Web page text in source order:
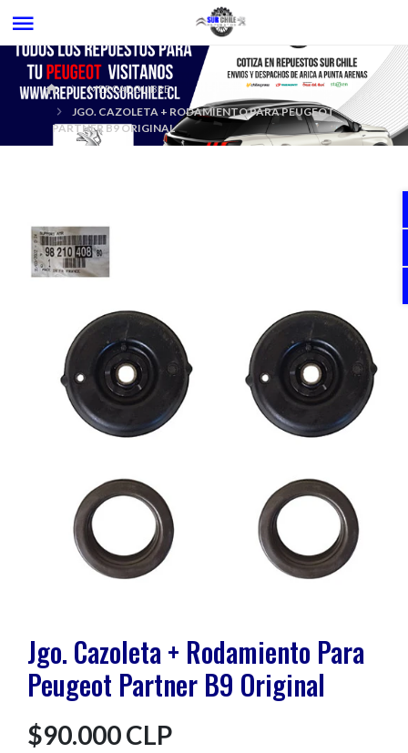
MERCADOLIBRE
JGO. CAZOLETA + RODAMIENTO PARA PEUGEOT
PARTNER B9 ORIGINAL
Jgo. Cazoleta + Rodamiento Para
Peugeot Partner B9 Original
$90.000 CLP